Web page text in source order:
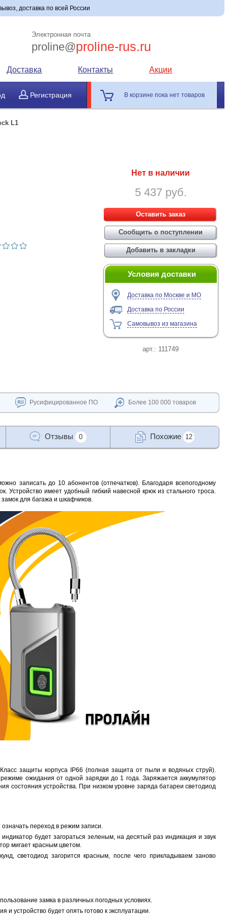
доставка по всей России
Электронная почта
proline@proline-rus.ru
Доставка Контакты Акции
Регистрация В корзине пока нет товаров
Карта EM Marine (тонкая)
L1
Нет в наличии
5 437 руб.
Условия доставки
Доставка по Москве и МО
Доставка по России
Самовывоз из магазина
арт.: 111749
Русифицированное ПО Более 100 000 товаров
Отзывы 0 Похожие 12
записать до 10 абонентов (отпечатков). Благодаря всепогодному
Устройство имеет удобный гибкий навесной крюк из стального троса.
для багажа и шкафчиков.
защиты корпуса IP66 (полная защита от пыли и водяных струй).
ожидания от одной зарядки до 1 года. Заряжается аккумулятор
состояния устройства. При низком уровне заряда батареи светодиод
переход в режим записи.
будет загораться зеленым, на десятый раз индикация и звук
мигает красным цветом.
светодиод загорится красным, после чего прикладываем заново
замка в различных погодных условиях.
и устройство будет опять готово к эксплуатации.